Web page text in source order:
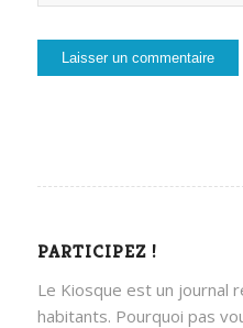
PARTICIPEZ !
Le Kiosque est un journal
habitants. Pourquoi pas